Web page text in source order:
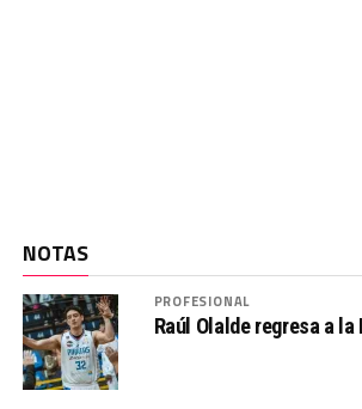
NOTAS
PROFESIONAL
Raúl Olalde regresa a la